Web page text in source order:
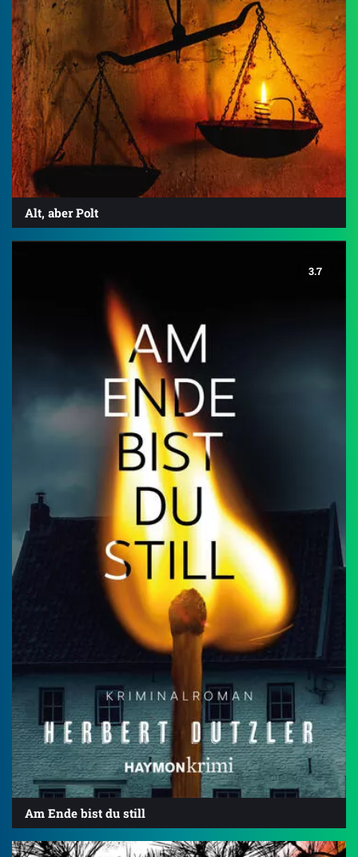
Alt, aber Polt
3.7
Am Ende bist du still